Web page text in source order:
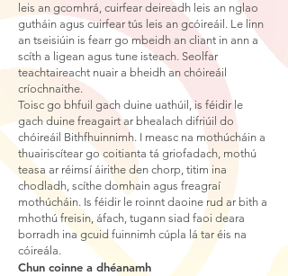
leis an gcomhrá, cuirfear deireadh leis an nglao
gutháin agus cuirfear tús leis an gcóireáil. Le linn
an tseisiúin is fearr go mbeidh an cliant in ann a
scíth a ligean agus tune isteach. Seolfar
teachtaireacht nuair a bheidh an chóireáil
críochnaithe.
Toisc go bhfuil gach duine uathúil, is féidir le
gach duine freagairt ar bhealach difriúil do
chóireáil Bithfhuinnimh. I measc na mothúcháin a
thuairiscítear go coitianta tá griofadach, mothú
teasa ar réimsí áirithe den chorp, titim ina
chodladh, scíthe domhain agus freagraí
mothúcháin. Is féidir le roinnt daoine rud ar bith a
mhothú freisin, áfach, tugann siad faoi deara
borradh ina gcuid fuinnimh cúpla lá tar éis na
cóireála.
Chun coinne a dhéanamh